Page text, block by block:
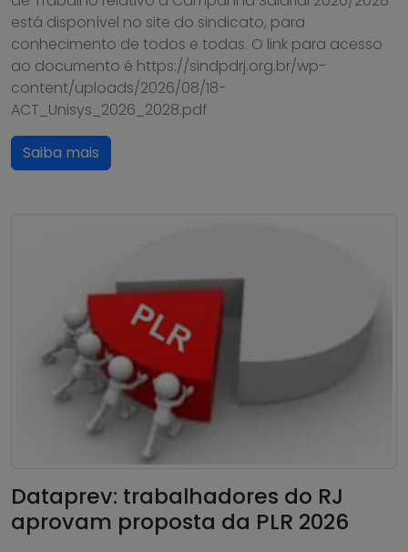
está disponível no site do sindicato, para
conhecimento de todos e todas. O link para acesso
ao documento é https://sindpdrj.org.br/wp-
content/uploads/2026/08/18-
ACT_Unisys_2026_2028.pdf
Saiba mais
Dataprev: trabalhadores do RJ
aprovam proposta da PLR 2026